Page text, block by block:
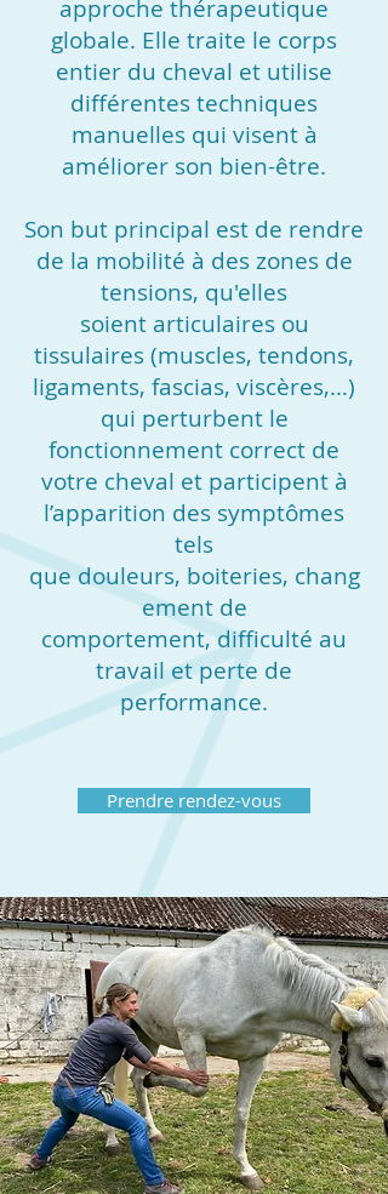
approche thérapeutique
globale. Elle traite le corps
entier du cheval et utilise
différentes techniques
manuelles qui visent à
améliorer son bien-être.
Son but principal est de rendre
de la mobilité à des zones de
tensions, qu'elles
soient articulaires ou
tissulaires (muscles, tendons,
ligaments, fascias, viscères,…)
qui perturbent le
fonctionnement correct de
votre cheval et participent à
l’apparition des symptômes
tels
que douleurs, boiteries, chang
ement de
comportement, difficulté au
travail et perte de
performance.
Prendre rendez-vous